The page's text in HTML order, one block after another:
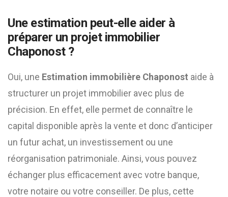
Une estimation peut-elle aider à
préparer un projet immobilier
Chaponost ?
Oui, une Estimation immobilière Chaponost aide à
structurer un projet immobilier avec plus de
précision. En effet, elle permet de connaître le
capital disponible après la vente et donc d’anticiper
un futur achat, un investissement ou une
réorganisation patrimoniale. Ainsi, vous pouvez
échanger plus efficacement avec votre banque,
votre notaire ou votre conseiller. De plus, cette